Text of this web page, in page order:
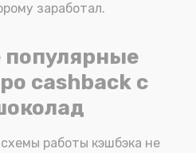
заработал.
популярные
cashback с
работы кэшбэка не